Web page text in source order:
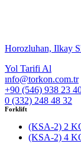
Horozluhan, Ilkay
Yol Tarifi Al
ınfo@torkon.com.tr
+90 (546) 938 23
0 (332) 248 48 32
Forklift
(KSA-2) 2
(KSA-2) 4